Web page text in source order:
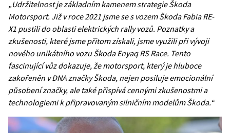
„Udržitelnost je základním kamenem strategie Škoda
Motorsport. Již v roce 2021 jsme se s vozem Škoda Fabia RE-
X1 pustili do oblasti elektrických rally vozů. Poznatky a
zkušenosti, které jsme přitom získali, jsme využili při vývoji
nového unikátního vozu Škoda Enyaq RS Race. Tento
fascinující vůz dokazuje, že motorsport, který je hluboce
zakořeněn v DNA značky Škoda, nejen posiluje emocionální
působení značky, ale také přispívá cennými zkušenostmi a
technologiemi k připravovaným silničním modelům Škoda.“